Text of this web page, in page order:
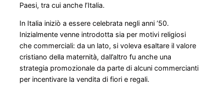
Paesi, tra cui anche l’Italia.
In Italia iniziò a essere celebrata negli anni ’50.
Inizialmente venne introdotta sia per motivi religiosi
che commerciali: da un lato, si voleva esaltare il valore
cristiano della maternità, dall’altro fu anche una
strategia promozionale da parte di alcuni commercianti
per incentivare la vendita di fiori e regali.